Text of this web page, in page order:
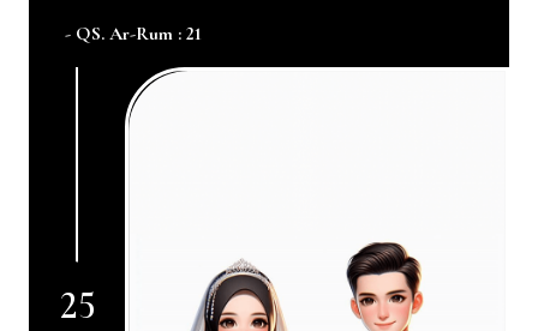
- QS. Ar-Rum : 21
25